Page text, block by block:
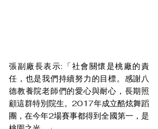
張副廠長表示:「社會關懷是桃廠的責
任，也是我們持續努力的目標。感謝八
德教養院老師們的愛心與耐心，長期照
顧這群特別院生。2017年成立酷炫舞蹈
團，在今年2場賽事都得到全國第一，是